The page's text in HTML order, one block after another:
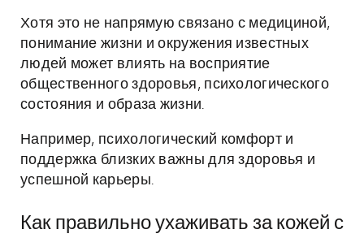
Хотя это не напрямую связано с медициной,
понимание жизни и окружения известных
людей может влиять на восприятие
общественного здоровья, психологического
состояния и образа жизни.
Например, психологический комфорт и
поддержка близких важны для здоровья и
успешной карьеры.
Как правильно ухаживать за кожей с